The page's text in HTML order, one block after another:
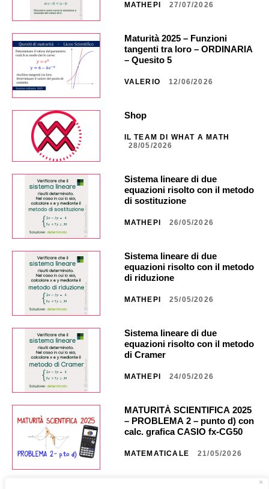
MATHEPI 27/07/2026
Maturità 2025 – Funzioni
tangenti tra loro – ORDINARIA
– Quesito 5
VALERIO 12/06/2026
Shop
IL TEAM DI WHAT A MATH
28/05/2026
Sistema lineare di due
equazioni risolto con il metodo
di sostituzione
MATHEPI 26/05/2026
Sistema lineare di due
equazioni risolto con il metodo
di riduzione
MATHEPI 25/05/2026
Sistema lineare di due
equazioni risolto con il metodo
di Cramer
MATHEPI 24/05/2026
MATURITÀ SCIENTIFICA 2025
– PROBLEMA 2 – punto d) con
calc. grafica CASIO fx-CG50 _
MATEMATICALE 21/05/2026